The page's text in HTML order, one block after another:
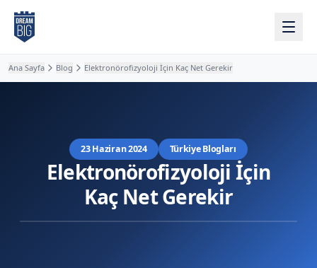
Ana içeriğe atla
Ana Sayfa Blog Elektronörofizyoloji İçin Kaç Net Gerekir
23 Haziran 2024 Türkiye Blogları
Elektronörofizyoloji İçin
Kaç Net Gerekir